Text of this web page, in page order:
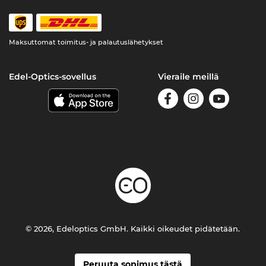
Maksuttomat toimitus- ja palautuslähetykset
Edel-Optics-sovellus Vieraile meillä
© 2026, Edeloptics GmbH. Kaikki oikeudet pidätetään.